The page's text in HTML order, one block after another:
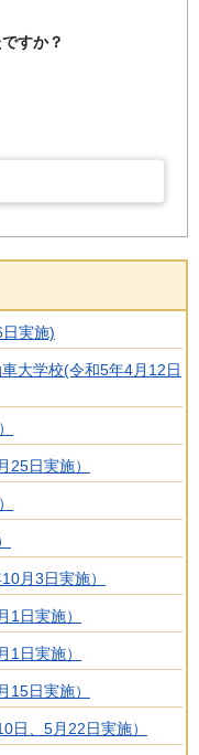
すか？
実施)
大学校(令和5年4月12日
25日実施）
月3日実施）
1日実施）
1日実施）
15日実施）
日、5月22日実施）